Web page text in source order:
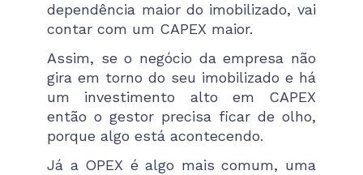
dependência maior do imobilizado, vai
contar com um CAPEX maior.
Assim, se o negócio da empresa não
gira em torno do seu imobilizado e há
um investimento alto em CAPEX
então o gestor precisa ficar de olho,
porque algo está acontecendo.
Já a OPEX é algo mais comum, uma